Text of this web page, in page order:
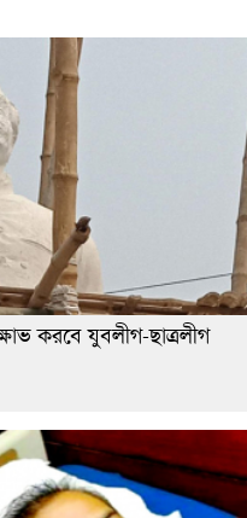
করবে যুবলীগ-ছাত্রলীগ